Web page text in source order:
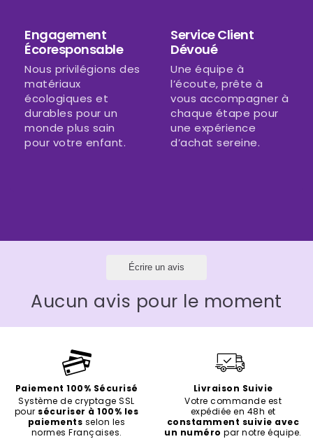
Engagement
Écoresponsable
Nous privilégions des
matériaux
écologiques et
durables pour un
monde plus sain
pour votre enfant.
Service Client
Dévoué
Une équipe à
l’écoute, prête à
vous accompagner à
chaque étape pour
une expérience
d’achat sereine.
Écrire un avis
Aucun avis pour le moment
Paiement 100% Sécurisé
Système de cryptage SSL
pour sécuriser à 100% les
paiements selon les
normes Françaises.
Livraison Suivie
Votre commande est
expédiée en 48h et
constamment suivie avec
un numéro par notre équipe.